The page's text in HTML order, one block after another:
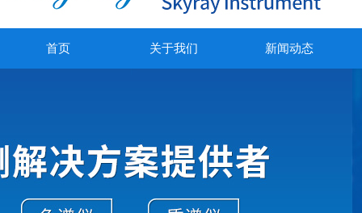
首页 关于我们 新闻动态